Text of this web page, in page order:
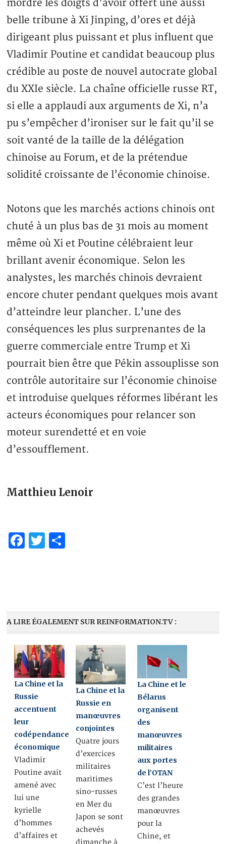
mordre les doigts d’avoir offert une aussi
belle tribune à Xi Jinping, d’ores et déjà
dirigeant plus puissant et plus influent que
Vladimir Poutine et candidat beaucoup plus
crédible au poste de nouvel autocrate global
du XXIe siècle. La chaîne officielle russe RT,
si elle a applaudi aux arguments de Xi, n’a
pu s’empêcher d’ironiser sur le fait qu’il se
soit vanté de la taille de la délégation
chinoise au Forum, et de la prétendue
solidité croissante de l’économie chinoise.
Notons que les marchés actions chinois ont
chuté à un plus bas de 31 mois au moment
même où Xi et Poutine célébraient leur
brillant avenir économique. Selon les
analystes, les marchés chinois devraient
encore chuter pendant quelques mois avant
d’atteindre leur plancher. L’une des
conséquences les plus surprenantes de la
guerre commerciale entre Trump et Xi
pourrait bien être que Pékin assouplisse son
contrôle autoritaire sur l’économie chinoise
et introduise quelques réformes libérant les
acteurs économiques pour relancer son
moteur surendetté et en voie
d’essoufflement.
Matthieu Lenoir
Facebook
Twitter
A LIRE ÉGALEMENT SUR REINFORMATION.TV :
La Chine et la
Russie
accentuent
leur
codépendance
économique
Vladimir
Poutine avait
amené avec
lui une
kyrielle
d’hommes
d’affaires et
La Chine et la
Russie en
manœuvres
conjointes
Quatre jours
d’exercices
militaires
maritimes
sino-russes
en Mer du
Japon se sont
achevés
dimanche à
La Chine et le
Bélarus
organisent
des
manœuvres
militaires
aux portes
de l’OTAN
C’est l’heure
des grandes
manœuvres
pour la
Chine, et